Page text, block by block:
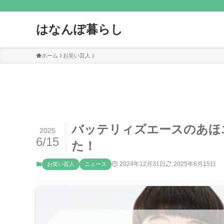
はなんぽ暮らし
ホーム お笑い芸人
バッテリィズエースのあ
た！
2025
6/15
お笑い芸人 ニュース 2024年12月31日 2025年6月15日